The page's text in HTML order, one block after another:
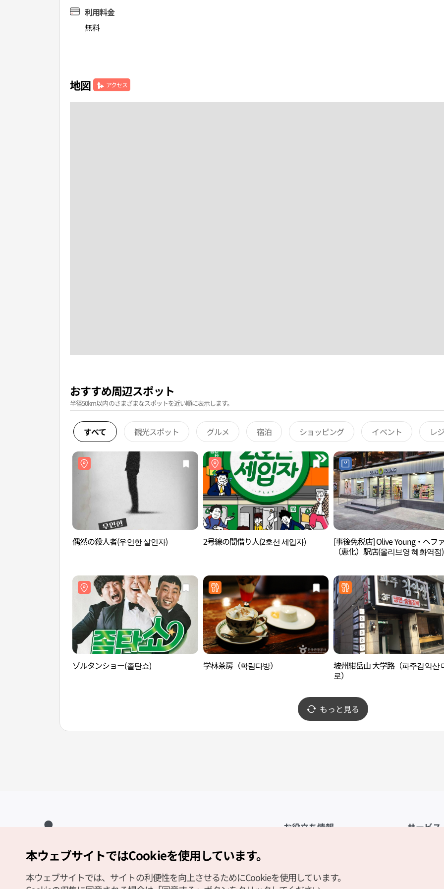
利用料金
無料
地図 アクセス
おすすめ周辺スポット
半径50km以内のさまざまなスポットを近い順に表示します。
すべて 観光スポット グルメ 宿泊 ショッピング イベント レ
偶然の殺人者(우연한 살인자) 2号線の間借り人(2호선 세입자)
[事後免税店] Olive Young・ヘファ
（恵化）駅店(올리브영 혜화역점)
ゾルタンショー(졸탄쇼) 学林茶房（학림다방）
坡州紺岳山 大学路（파주감악산
로）
もっと見る
お役立ち情報
観光資料ダウンロード
サービス
Copyright (c) Korea Tourism Organization All Rights Reserved.
サイトエラー報告
公式メール
本ウェブサイトではCookieを使用しています。
本ウェブサイトでは、サイトの利便性を向上させるためにCookieを使用しています。